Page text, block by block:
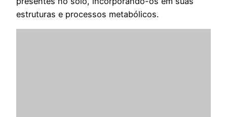
estruturas e processos metabólicos.